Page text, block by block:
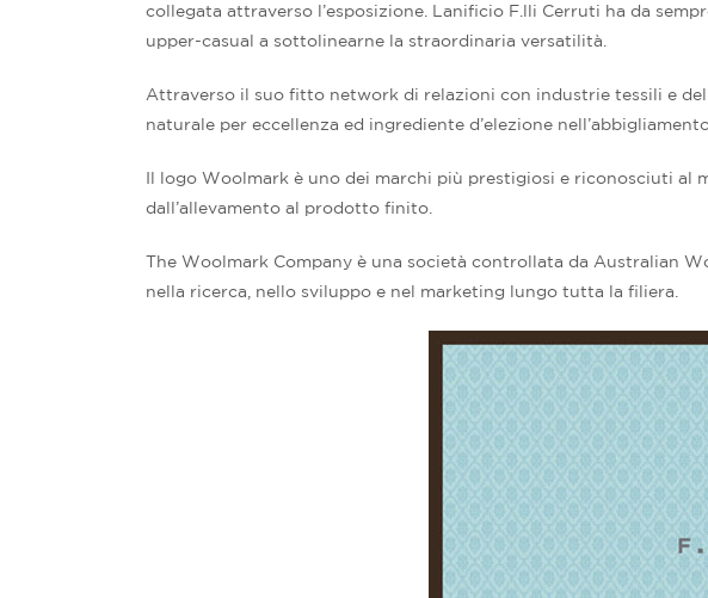
collegata attraverso l’esposizione. Lanificio F.lli Cerruti ha da
upper-casual a sottolinearne la straordinaria versatilità.
Attraverso il suo fitto network di relazioni con industrie tessili e
naturale per eccellenza ed ingrediente d’elezione
Il logo Woolmark è uno dei marchi più prestigiosi e riconosciuti al
dall’allevamento al prodotto finito.
The Woolmark Company è una società controllata da Australian
nella ricerca, nello sviluppo e nel marketing lungo tutta la filiera.